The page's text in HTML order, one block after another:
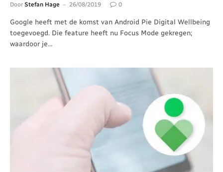
Door Stefan Hage 26/08/2019 0
Google heeft met de komst van Android Pie Digital Wellbeing
toegevoegd. Die feature heeft nu Focus Mode gekregen;
waardoor je…